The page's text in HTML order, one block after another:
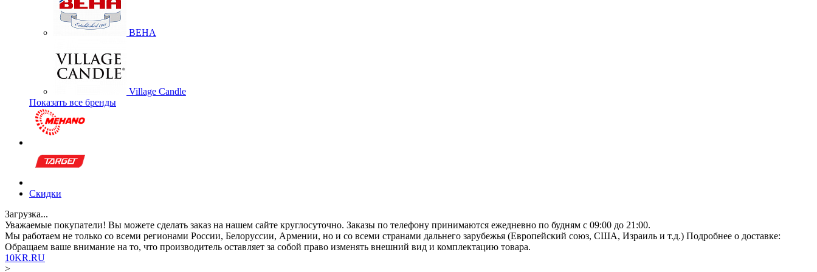
BEHA
Village Candle
Показать все бренды
Скидки
Загрузка...
Уважаемые покупатели! Вы можете сделать заказ на нашем сайте круглосуточно. Заказы по телефону принимаются ежедневно по будням с 09:00 до 21:00.
Мы работаем не только со всеми регионами России, Белоруссии, Армении, но и со всеми странами дальнего зарубежья (Европейский союз, США, Израиль и т.д.) Подробнее о доставке:
Обращаем ваше внимание на то, что производитель оставляет за собой право изменять внешний вид и комплектацию товара.
10KR.RU
>